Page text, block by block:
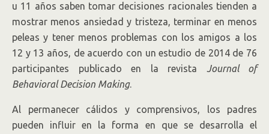
u 11 años saben tomar decisiones racionales tienden a
mostrar menos ansiedad y tristeza, terminar en menos
peleas y tener menos problemas con los amigos a los
12 y 13 años, de acuerdo con un estudio de 2014 de 76
participantes publicado en la revista Journal of
Behavioral Decision Making.
Al permanecer cálidos y comprensivos, los padres
pueden influir en la forma en que se desarrolla el